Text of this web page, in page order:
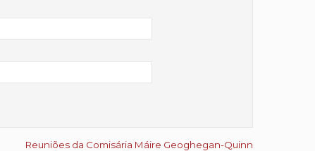
Reuniões da Comisária Máire Geoghegan-Quinn